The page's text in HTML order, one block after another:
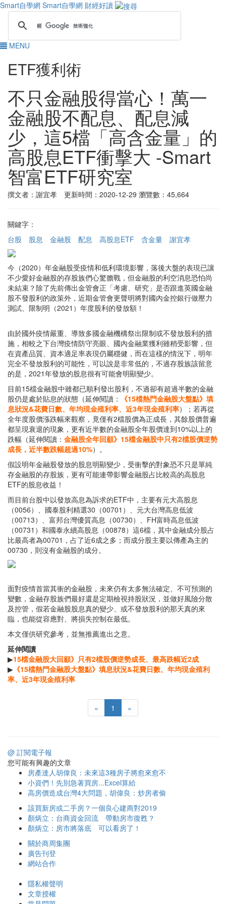
Smart自學網 Smart自學網 財經好讀
MENU
ETF獲利術
不只金融股得當心！萬一
金融股不配息、配息減
少，這5檔「高含金量」的
高股息ETF衝擊大 -Smart
智富ETF研究室
撰文者：謝宜孝 更新時間：2020-12-29 瀏覽數：45,664
關鍵字：
台股
股息 金融股 配息 高股息ETF 含金量 謝宜孝
今（2020）年金融股受疫情和低利環境影響，落後大盤的表現已讓
不少愛好金融股的存股族們心驚膽戰，但金融股的利空消息恐怕尚
未結束？除了先前傳出金管會正「考慮、研究」是否跟進英國金融
股不發股利的政策外，近期金管會更聲明將對國內金控銀行做壓力
測試、限制明（2021）年度股利的發放額！
由於國外疫情嚴重、導致多國金融機構祭出限制或不發放股利的措
施，相較之下台灣疫情防守亮眼、國內金融業獲利雖稍受影響，但
在資產品質、資本適足率表現仍屬穩健，而在這樣的情況下，明年
完全不發放股利的可能性，可以說是非常低的，不過存股族該留意
的是，2021年發放的股息很有可能會明顯變少。
目前15檔金融股中雖都已順利發出股利，不過卻有超過半數的金融
股仍是處於貼息的狀態（延伸閱讀：
《15檔熱門金融股大盤點》填
息狀況&花費日數、年均現金殖利率、近3年現金殖利率）；若再從
全年度股價漲跌幅來觀察，竟僅有2檔股價為正成長，其餘股價普遍
都呈現衰退的現象，更有近半數的金融股全年股價達到10%以上的
跌幅（延伸閱讀： 金融股全年回顧》15檔金融股中只有2檔股價逆勢
成長，近半數跌幅超過10%）。
假設明年金融股發放的股息明顯變少，受衝擊的對象恐不只是單純
存金融股的存股族，更有可能連帶影響金融股占比較高的高股息
ETF的股息收益！
而目前台股中以發放高息為訴求的ETF中，主要有元大高股息
（0056）、國泰股利精選30（00701）、元大台灣高息低波
（00713）、富邦台灣優質高息（00730）、FH富時高息低波
（00731）和國泰永續高股息（00878）這6檔，其中金融成分股占
比最高者為00701，占了近6成之多；而成分股主要以傳產為主的
00730，則沒有金融股的成分。
面對疫情首當其衝的金融股，未來仍有太多無法確定、不可預測的
變數，金融存股族們最好還是定期檢視持股狀況，並做好風險分散
及控管，假若金融股股息真的變少、或不發放股利的那天真的來
臨，也能從容應對、將損失控制在最低。
本文僅供研究參考，並無推薦進出之意。
延伸閱讀
▶15檔金融股大回顧》只有2檔股價逆勢成長、最高跌幅近2成
▶ 《15檔熱門金融股大盤點》填息狀況&花費日數、年均現金殖利
率、近3年現金殖利率
« 1 »
@ 訂閱電子報
您可能有興趣的文章
房產達人胡偉良：未來這3種房子將愈來愈不
小資們！先別急著買房...Excel算給
高房價造成台灣4大問題，胡偉良：炒房者偷
該買新房或二手房？一個良心建商對2019
顏炳立：台商資金回流 帶動房市復甦？
顏炳立：房市將落底 可以看房了！
關於商周集團
廣告刊登
網站合作
隱私權聲明
文章授權